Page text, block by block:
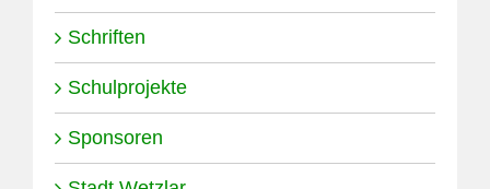
Schriften
Schulprojekte
Sponsoren